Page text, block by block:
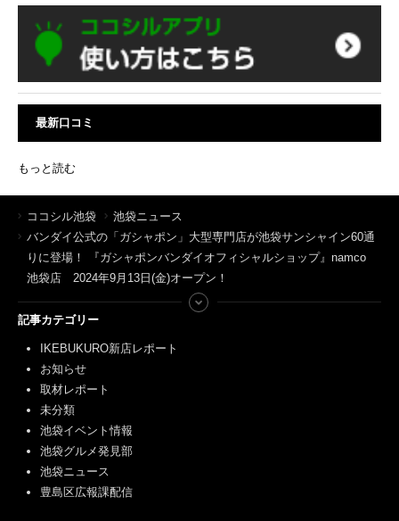
最新口コミ
もっと読む
ココシル池袋
池袋ニュース
バンダイ公式の「ガシャポン」大型専門店が池袋サンシャイン60通
りに登場！ 『ガシャポンバンダイオフィシャルショップ』namco
池袋店 2024年9月13日(金)オープン！
記事カテゴリー
IKEBUKURO新店レポート
お知らせ
取材レポート
未分類
池袋イベント情報
池袋グルメ発見部
池袋ニュース
豊島区広報課配信